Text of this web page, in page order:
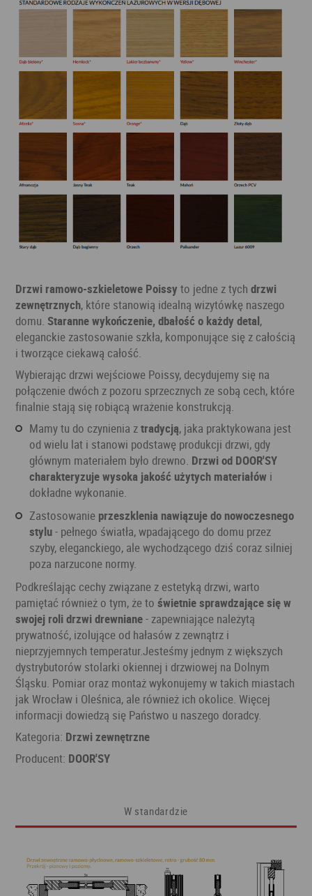
Drzwi ramowo-szkieletowe Poissyto jedne z tychdrzwi
zewnętrznych, które stanowią idealną wizytówkę naszego
domu.Staranne wykończenie, dbałość o każdy detal,
eleganckie zastosowanie szkła, komponujące się z całością
i tworzące ciekawą całość.
Wybierając drzwi wejściowe Poissy, decydujemy się na
połączenie dwóch z pozoru sprzecznych ze sobą cech, które
finalnie stają się robiącą wrażenie konstrukcją.
Mamy tu do czynienia ztradycją, jaka praktykowana jest
od wielu lat i stanowi podstawę produkcji drzwi, gdy
głównym materiałem było drewno. Drzwi od DOOR'SY
charakteryzuje wysoka jakość użytych materiałów i
dokładne wykonanie.
Zastosowanie przeszklenia nawiązuje do nowoczesnego
stylu- pełnego światła, wpadającego do domu przez
szyby, eleganckiego, ale wychodzącego dziś coraz silniej
poza narzucone normy.
Podkreślając cechy związane z estetyką drzwi, warto
pamiętać również o tym, że toświetnie sprawdzające się w
swojej roli drzwi drewniane- zapewniające należytą
prywatność, izolujące od hałasów z zewnątrz i
nieprzyjemnych temperatur.Jesteśmy jednym z większych
dystrybutorów stolarki okiennej i drzwiowej na Dolnym
Śląsku. Pomiar oraz montaż wykonujemy w takich miastach
jak Wrocław i Oleśnica, ale również ich okolice. Więcej
informacji dowiedzą się Państwo u naszego doradcy.
Kategoria: Drzwi zewnętrzne
Producent: DOOR'SY
W standardzie